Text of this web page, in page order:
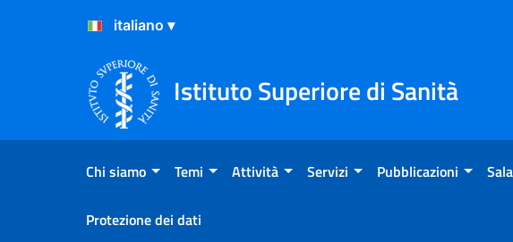
Salta al Contenuto
Salta al Footer
Istituto Superiore di Sanità
Chi siamo Temi Attività Servizi Pubblicazioni
Protezione dei dati